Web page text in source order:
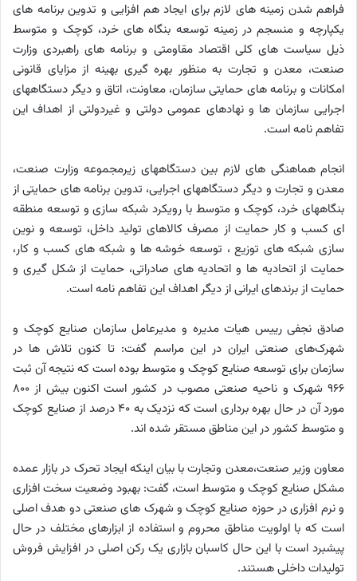
فراهم شدن زمینه های لازم برای ایجاد هم افزایی و تدوین برنامه های
یکپارچه و منسجم در زمینه توسعه بنگاه های خرد، کوچک و متوسط
ذیل سیاست های کلی اقتصاد مقاومتی و برنامه های راهبردی وزارت
صنعت، معدن و تجارت به منظور بهره گیری بهینه از مزایای قانونی
امکانات و برنامه های حمایتی سازمان، معاونت، اتاق و دیگر دستگاههای
اجرایی سازمان ها و نهادهای عمومی دولتی و غیردولتی از اهداف این
تفاهم نامه است.
انجام هماهنگی های لازم بین دستگاههای زیرمجموعه وزارت صنعت،
معدن و تجارت و دیگر دستگاههای اجرایی، تدوین برنامه های حمایتی از
بنگاههای خرد، کوچک و متوسط با رویکرد شبکه سازی و توسعه منطقه
ای کسب و کار حمایت از مصرف کالاهای تولید داخل، توسعه و نوین
سازی شبکه های توزیع ، توسعه خوشه ها و شبکه های کسب و کار،
حمایت از اتحادیه ها و اتحادیه های صادراتی، حمایت از شکل گیری و
حمایت از برندهای ایرانی از دیگر اهداف این تفاهم نامه است.
صادق نجفی رییس هیات مدیره و مدیرعامل سازمان صنایع کوچک و
شهرک‌های صنعتی ایران در این مراسم گفت: تا کنون تلاش ها در
سازمان برای توسعه صنایع کوچک و متوسط بوده است که نتیجه آن ثبت
۹۶۶ شهرک و ناحیه صنعتی مصوب در کشور است اکنون بیش از ۸۰۰
مورد آن در حال بهره برداری است که نزدیک به ۴۰ درصد از صنایع کوچک
و متوسط کشور در این مناطق مستقر شده اند.
معاون وزیر صنعت،معدن وتجارت با بیان اینکه ایجاد تحرک در بازار عمده
مشکل صنایع کوچک و متوسط است، گفت: بهبود وضعیت سخت افزاری
و نرم افزاری در حوزه صنایع کوچک و شهرک های صنعتی دو هدف اصلی
است که با اولویت مناطق محروم و استفاده از ابزارهای مختلف در حال
پیشبرد است با این حال کاسبان بازاری یک رکن اصلی در افزایش فروش
تولیدات داخلی هستند.